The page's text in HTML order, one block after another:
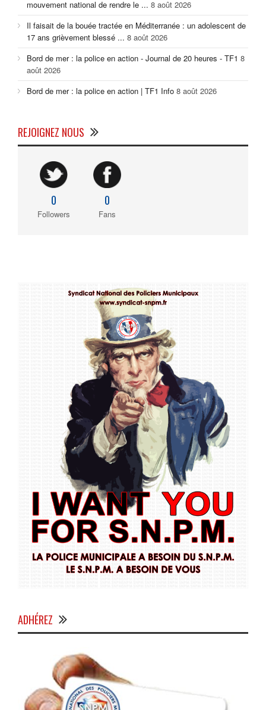
mouvement national de rendre le ... 8 août 2026
Il faisait de la bouée tractée en Méditerranée : un adolescent de
17 ans grièvement blessé ... 8 août 2026
Bord de mer : la police en action - Journal de 20 heures - TF1 8
août 2026
Bord de mer : la police en action | TF1 Info 8 août 2026
REJOIGNEZ NOUS
0
Followers
0
Fans
ADHÉREZ